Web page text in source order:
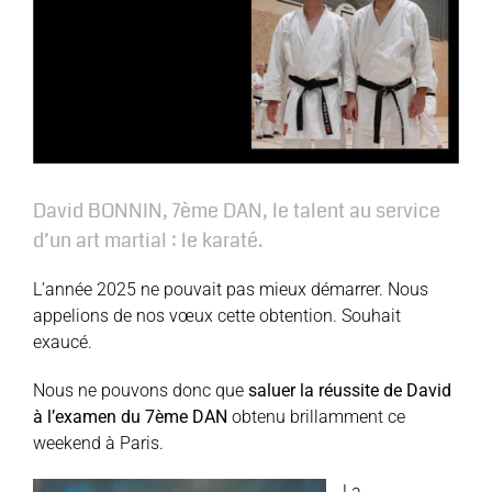
David BONNIN, 7ème DAN, le talent au service
d’un art martial : le karaté.
L’année 2025 ne pouvait pas mieux démarrer. Nous
appelions de nos vœux cette obtention. Souhait
exaucé.
Nous ne pouvons donc que saluer la réussite de David
à l’examen du 7ème DAN obtenu brillamment ce
weekend à Paris.